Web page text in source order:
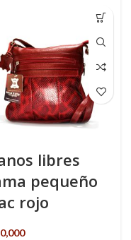
libres
pequeño
rojo